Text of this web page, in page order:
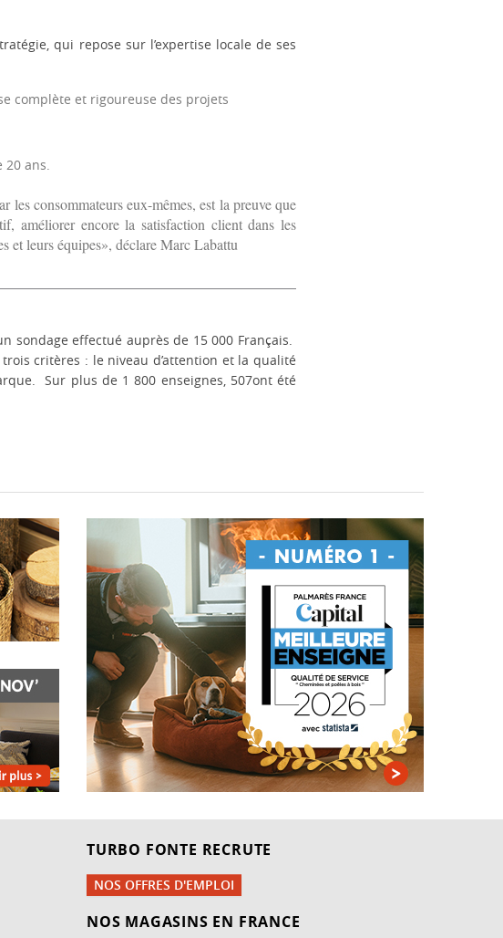
qui repose sur l’expertise locale de ses
complète et rigoureuse des projets
ans.
les consommateurs eux-mêmes, est la preuve que
améliorer encore la satisfaction client dans les
et leurs équipes», déclare Marc Labattu
sondage effectué auprès de 15 000 Français.
critères : le niveau d’attention et la qualité
Sur plus de 1 800 enseignes, 507ont été
TURBO FONTE RECRUTE
NOS OFFRES D'EMPLOI
NOS MAGASINS EN FRANCE